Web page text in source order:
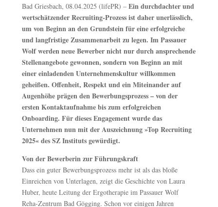
Bad Griesbach, 08.04.2025 (lifePR) – Ein durchdachter und
wertschätzender Recruiting-Prozess ist daher unerlässlich,
um von Beginn an den Grundstein für eine erfolgreiche
und langfristige Zusammenarbeit zu legen. Im Passauer
Wolf werden neue Bewerber nicht nur durch ansprechende
Stellenangebote gewonnen, sondern von Beginn an mit
einer einladenden Unternehmenskultur willkommen
geheißen. Offenheit, Respekt und ein Miteinander auf
Augenhöhe prägen den Bewerbungsprozess – von der
ersten Kontaktaufnahme bis zum erfolgreichen
Onboarding. Für dieses Engagement wurde das
Unternehmen nun mit der Auszeichnung »Top Recruiting
2025« des SZ Instituts gewürdigt.
Von der Bewerberin zur Führungskraft
Dass ein guter Bewerbungsprozess mehr ist als das bloße
Einreichen von Unterlagen, zeigt die Geschichte von Laura
Huber, heute Leitung der Ergotherapie im Passauer Wolf
Reha-Zentrum Bad Gögging. Schon vor einigen Jahren